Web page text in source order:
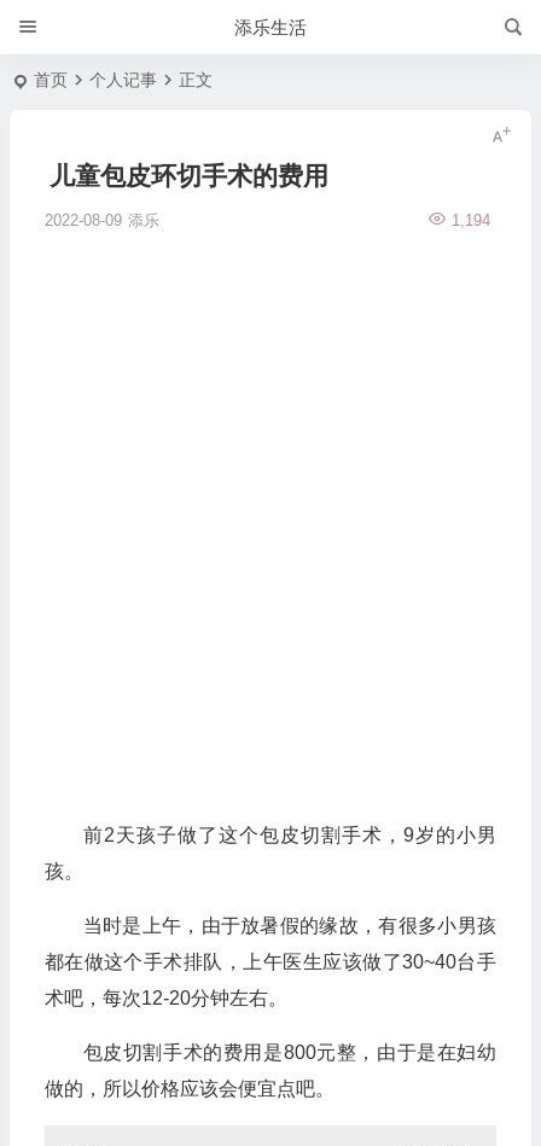
添乐生活
首页 个人记事 正文
儿童包皮环切手术的费用
2022-08-09 添乐 1,194
前2天孩子做了这个包皮切割手术，9岁的小男
孩。
当时是上午，由于放暑假的缘故，有很多小男孩
都在做这个手术排队，上午医生应该做了30~40台手
术吧，每次12-20分钟左右。
包皮切割手术的费用是800元整，由于是在妇幼
做的，所以价格应该会便宜点吧。